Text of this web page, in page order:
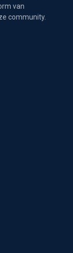
van
community.